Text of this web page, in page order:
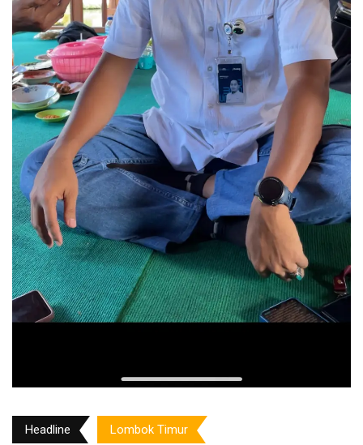
Headline Lombok Timur